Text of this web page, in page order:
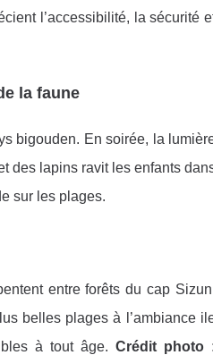
l’accessibilité, la sécurité
la faune
bigouden. En soirée, la
des lapins ravit les enfants
sur les plages.
entre forêts du cap
belles plages à l’ambiance
à tout âge.Crédit photo